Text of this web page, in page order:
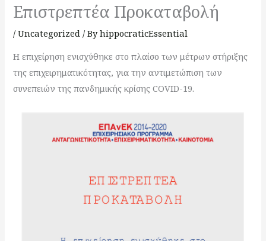
Επιστρεπτέα Προκαταβολή
/Uncategorized / ByhippocraticEssential
Η επιχείρηση ενισχύθηκε στο πλαίσο των μέτρων στήριξης
της επιχειρηματικότητας, για την αντιμετώπιση των
συνεπειών της πανδημικής κρίσης COVID-19.